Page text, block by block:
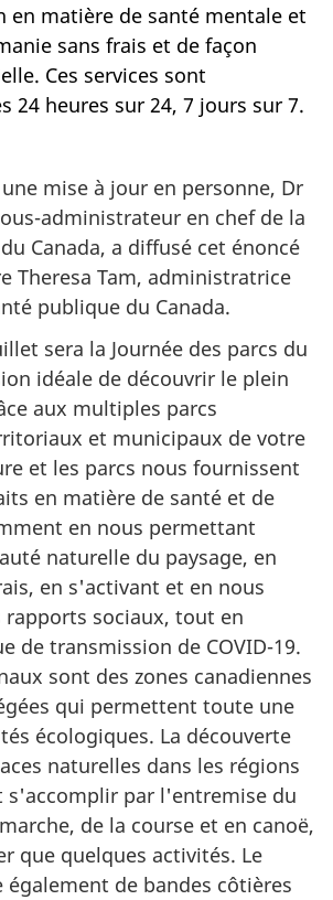
en matière de santé mentale et
sans frais et de façon
Ces services sont
24 heures sur 24, 7 jours sur 7.
mise à jour en personne, Dr
administrateur en chef de la
Canada, a diffusé cet énoncé
Theresa Tam, administratrice
publique du Canada.
sera la Journée des parcs du
idéale de découvrir le plein
aux multiples parcs
et municipaux de votre
et les parcs nous fournissent
en matière de santé et de
en nous permettant
naturelle du paysage, en
en s'activant et en nous
sociaux, tout en
de transmission de COVID-19.
sont des zones canadiennes
qui permettent toute une
écologiques. La découverte
naturelles dans les régions
s'accomplir par l'entremise du
de la course et en canoë,
que quelques activités. Le
également de bandes côtières